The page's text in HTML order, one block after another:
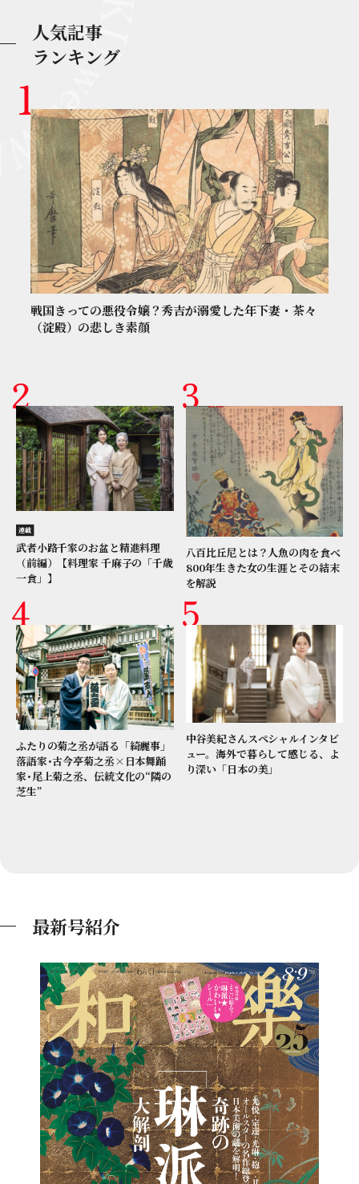
人気記事
ランキング
戦国きっての悪役令嬢？秀吉が溺愛した年下妻・茶々
（淀殿）の悲しき素顔
連載
武者小路千家のお盆と精進料理
（前編）【料理家 千麻子の「千歳
一食」】
八百比丘尼とは？人魚の肉を食べ
800年生きた女の生涯とその結末
を解説
ふたりの菊之丞が語る「綺麗事」
落語家･古今亭菊之丞×日本舞踊
家･尾上菊之丞、伝統文化の“隣の
芝生”
中谷美紀さんスペシャルインタビ
ュー。海外で暮らして感じる、よ
り深い「日本の美」
最新号紹介